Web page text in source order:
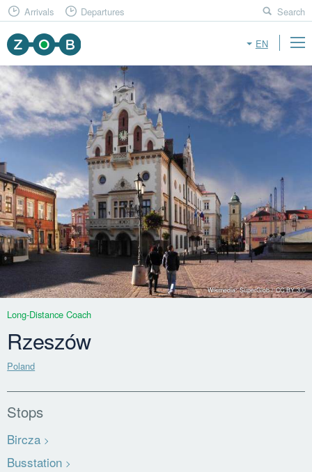
EN
Arrivals Departures Search
Wikimedia: SuperGlob / CC BY 3.0
Long-Distance Coach
Rzeszów
Poland
Stops
Bircza
Busstation